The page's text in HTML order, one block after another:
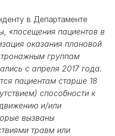
в Департаменте
«посещения пациентов в
оказания плановой
группам
с апреля 2017 года.
пациентам старше 18
способности к
и/или
вызваны
травм или